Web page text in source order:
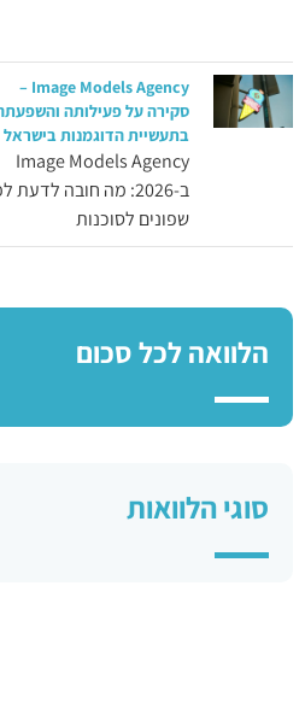
Image Models Agency –
סקירה על פעילותה
בתעשיית הדוגמנות בישראל
Image Models Agency
ב-2026: מה חובה לדעת
שפונים לסוכנות
הלוואה לכל סכום
סוגי הלוואות